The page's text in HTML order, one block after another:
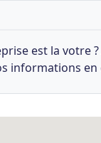
est la votre
informations en